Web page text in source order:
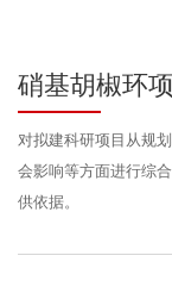
硝基胡椒环
对拟建科研项目从规
会影响等方面进行综
供依据。